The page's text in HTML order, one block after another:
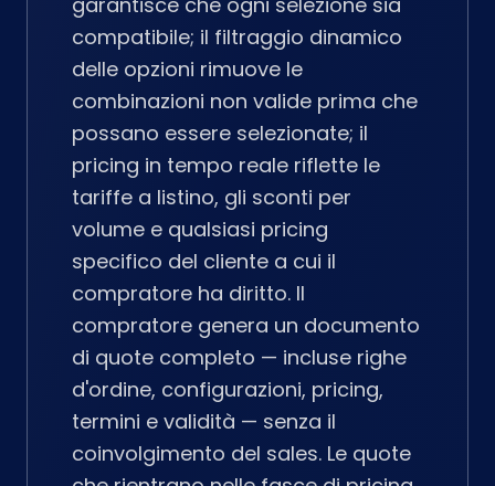
compatibile; il filtraggio dinamico
delle opzioni rimuove le
combinazioni non valide prima che
possano essere selezionate; il
pricing in tempo reale riflette le
tariffe a listino, gli sconti per
volume e qualsiasi pricing
specifico del cliente a cui il
compratore ha diritto. Il
compratore genera un documento
di quote completo — incluse righe
d'ordine, configurazioni, pricing,
termini e validità — senza il
coinvolgimento del sales. Le quote